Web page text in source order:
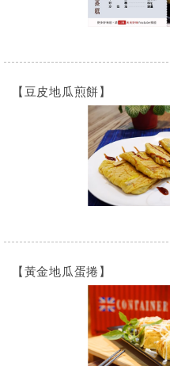
【豆皮地瓜煎餅】
【黃金地瓜蛋捲】